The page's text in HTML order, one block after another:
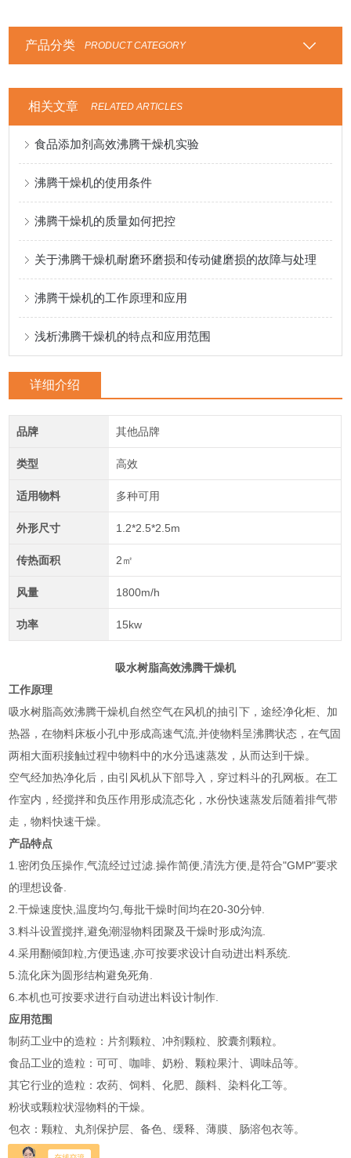
产品分类 PRODUCT CATEGORY
相关文章 RELATED ARTICLES
食品添加剂高效沸腾干燥机实验
沸腾干燥机的使用条件
沸腾干燥机的质量如何把控
关于沸腾干燥机耐磨环磨损和传动健磨损的故障与处理
沸腾干燥机的工作原理和应用
浅析沸腾干燥机的特点和应用范围
详细介绍
品牌 其他品牌
类型 高效
适用物料 多种可用
外形尺寸 1.2*2.5*2.5m
传热面积 2㎡
风量 1800m/h
功率 15kw
吸水树脂高效沸腾干燥机
工作原理
吸水树脂高效沸腾干燥机自然空气在风机的抽引下，途经净化柜、加
热器，在物料床板小孔中形成高速气流,并使物料呈沸腾状态，在气固
两相大面积接触过程中物料中的水分迅速蒸发，从而达到干燥。
空气经加热净化后，由引风机从下部导入，穿过料斗的孔网板。在工
作室内，经搅拌和负压作用形成流态化，水份快速蒸发后随着排气带
走，物料快速干燥。
产品特点
1.密闭负压操作,气流经过过滤.操作简便,清洗方便,是符合"GMP"要求
的理想设备.
2.干燥速度快,温度均匀,每批干燥时间均在20-30分钟.
3.料斗设置搅拌,避免潮湿物料团聚及干燥时形成沟流.
4.采用翻倾卸粒,方便迅速,亦可按要求设计自动进出料系统.
5.流化床为圆形结构避免死角.
6.本机也可按要求进行自动进出料设计制作.
应用范围
制药工业中的造粒：片剂颗粒、冲剂颗粒、胶囊剂颗粒。
食品工业的造粒：可可、咖啡、奶粉、颗粒果汁、调味品等。
其它行业的造粒：农药、饲料、化肥、颜料、染料化工等。
粉状或颗粒状湿物料的干燥。
包衣：颗粒、丸剂保护层、备色、缓释、薄膜、肠溶包衣等。
技术参数